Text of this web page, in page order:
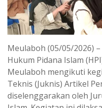
Meulaboh (05/05/2026)
Hukum Pidana Islam
Meulaboh mengikuti
Teknis (Juknis) Artikel
diselenggarakan oleh